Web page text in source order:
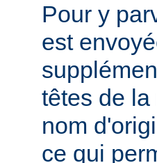
Pour y
est
têtes de
nom
ce qui